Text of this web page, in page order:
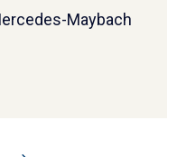
Maybach